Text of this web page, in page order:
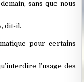
sans que nous
dit-il.
pour certains
l’usage des